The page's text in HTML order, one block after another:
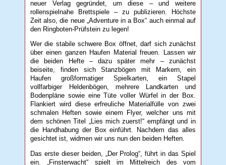
neuer Verlag gegründet, um diese – und weitere
rollenspielnahe Brettspiele – zu publizieren. Höchste
Zeit also, die neue „Adventure in a Box“ auch einmal auf
den Ringboten-Prüfstein zu legen!
Wer die stabile schwere Box öffnet, darf sich zunächst
über einen ganzen Haufen Material freuen. Lassen wir
die beiden Hefte – dazu später mehr – zunächst
beiseite, finden sich Stanzbögen mit Markern, ein
Haufen großformatiger Spielkarten, ein Stapel
vollfarbiger Heldenbögen, mehrere Landkarten und
Bodenpläne sowie eine Tüte voller Würfel in der Box.
Flankiert wird diese erfreuliche Materialfülle von zwei
schmalen Heften sowie einem Flyer, welcher uns mit
dem schönen Titel „Lies mich zuerst!“ empfängt und in
die Handhabung der Box einführt. Nachdem das alles
gesichtet ist, widmen wir uns nun den beiden Heften.
Das erste dieser beiden, „Der Prolog“, führt in das Spiel
ein. „Finsterwacht“ spielt im Mittelreich des vom